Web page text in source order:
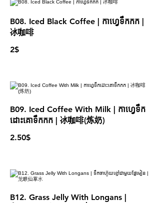
B08. Iced Black Coffee | កាហ្វេទឹកកក |
冰咖啡
2$
B09. Iced Coffee With Milk | កាហ្វេទឹក
ដោះគោទឹកកក​ | 冰咖啡(炼奶)
2.50$
B12. Grass Jelly With Longans |